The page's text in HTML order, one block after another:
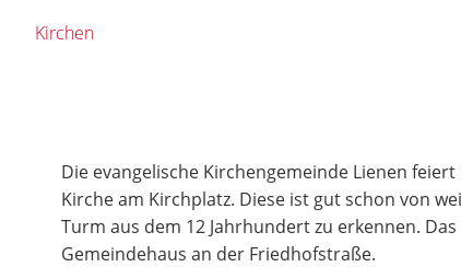
Kirchen
Die evangelische Kirchengemeinde Lienen
Kirche am Kirchplatz. Diese ist gut schon von
Turm aus dem 12 Jahrhundert zu erkennen.
Gemeindehaus an der Friedhofstraße.